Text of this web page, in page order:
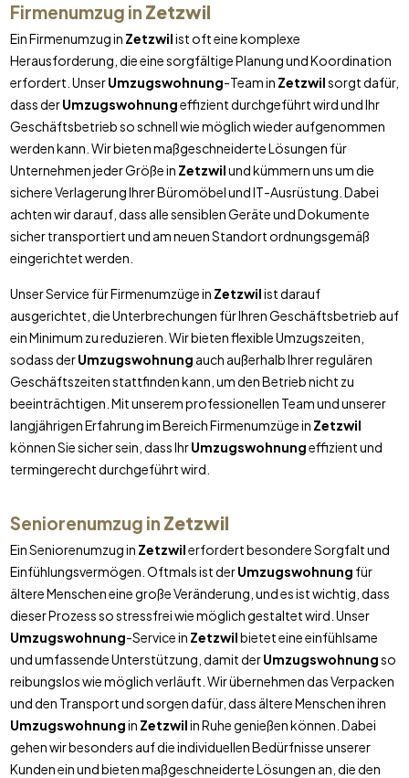
Firmenumzug in Zetzwil
Ein Firmenumzug in Zetzwilist oft eine komplexe
Herausforderung, die eine sorgfältige Planung und Koordination
erfordert. UnserUmzugswohnung-Team in Zetzwilsorgt dafür,
dass derUmzugswohnungeffizient durchgeführt wird und Ihr
Geschäftsbetrieb so schnell wie möglich wieder aufgenommen
werden kann. Wir bieten maßgeschneiderte Lösungen für
Unternehmen jeder Größe in Zetzwilund kümmern uns um die
sichere Verlagerung Ihrer Büromöbel und IT-Ausrüstung. Dabei
achten wir darauf, dass alle sensiblen Geräte und Dokumente
sicher transportiert und am neuen Standort ordnungsgemäß
eingerichtet werden.
Unser Service für Firmenumzüge in Zetzwilist darauf
ausgerichtet, die Unterbrechungen für Ihren Geschäftsbetrieb auf
ein Minimum zu reduzieren. Wir bieten flexible Umzugszeiten,
sodass derUmzugswohnung auch außerhalb Ihrer regulären
Geschäftszeiten stattfinden kann, um den Betrieb nicht zu
beeinträchtigen. Mit unserem professionellen Team und unserer
langjährigen Erfahrung im Bereich Firmenumzüge in Zetzwil
können Sie sicher sein, dass IhrUmzugswohnungeffizient und
termingerecht durchgeführt wird.
Seniorenumzug in Zetzwil
Ein Seniorenumzug in Zetzwilerfordert besondere Sorgfalt und
Einfühlungsvermögen. Oftmals ist derUmzugswohnung für
ältere Menschen eine große Veränderung, und es ist wichtig, dass
dieser Prozess so stressfrei wie möglich gestaltet wird. Unser
Umzugswohnung-Service in Zetzwilbietet eine einfühlsame
und umfassende Unterstützung, damit derUmzugswohnungso
reibungslos wie möglich verläuft. Wir übernehmen das Verpacken
und den Transport und sorgen dafür, dass ältere Menschen ihren
Umzugswohnungin Zetzwilin Ruhe genießen können. Dabei
gehen wir besonders auf die individuellen Bedürfnisse unserer
Kunden ein und bieten maßgeschneiderte Lösungen an, die den